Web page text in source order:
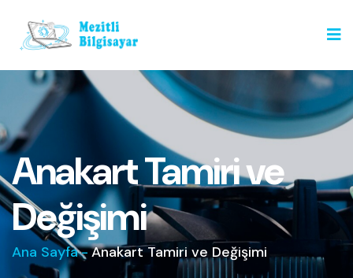
Anakart Tamiri ve
Değişimi
Ana Sayfa-Anakart Tamiri ve Değişimi